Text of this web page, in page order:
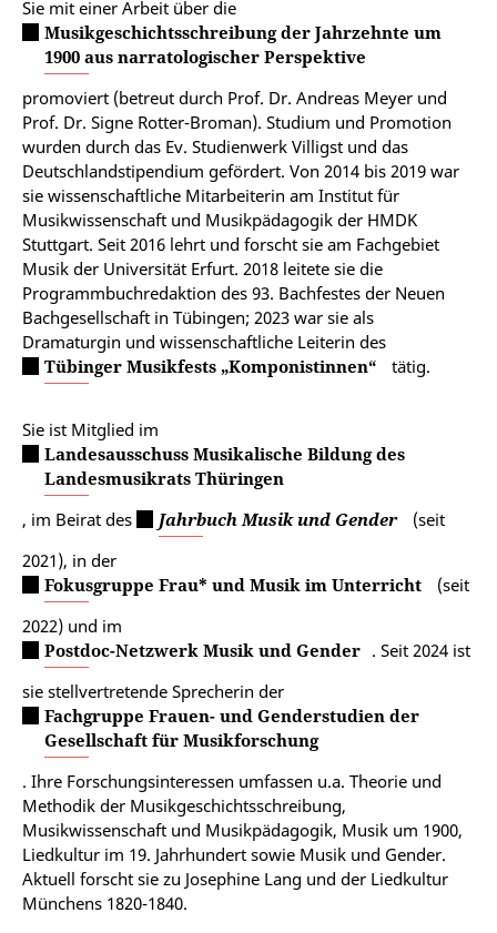
Sie mit einer Arbeit über die
Musikgeschichtsschreibung der Jahrzehnte um
1900 aus narratologischer Perspektive
promoviert (betreut durch Prof. Dr. Andreas Meyer und
Prof. Dr. Signe Rotter-Broman). Studium und Promotion
wurden durch das Ev. Studienwerk Villigst und das
Deutschlandstipendium gefördert. Von 2014 bis 2019 war
sie wissenschaftliche Mitarbeiterin am Institut für
Musikwissenschaft und Musikpädagogik der HMDK
Stuttgart. Seit 2016 lehrt und forscht sie am Fachgebiet
Musik der Universität Erfurt. 2018 leitete sie die
Programmbuchredaktion des 93. Bachfestes der Neuen
Bachgesellschaft in Tübingen; 2023 war sie als
Dramaturgin und wissenschaftliche Leiterin des
Tübinger Musikfests „Komponistinnen“
tätig.
Sie ist Mitglied im
Landesausschuss Musikalische Bildung des
Landesmusikrats Thüringen
, im Beirat des
Jahrbuch Musik und Gender
(seit
2021), in der
Fokusgruppe Frau* und Musik im Unterricht
(seit
2022) und im
Postdoc-Netzwerk Musik und Gender . Seit 2024 ist
sie stellvertretende Sprecherin der
Fachgruppe Frauen- und Genderstudien der
Gesellschaft für Musikforschung
. Ihre Forschungsinteressen umfassen u.a. Theorie und
Methodik der Musikgeschichtsschreibung,
Musikwissenschaft und Musikpädagogik, Musik um 1900,
Liedkultur im 19. Jahrhundert sowie Musik und Gender.
Aktuell forscht sie zu Josephine Lang und der Liedkultur
Münchens 1820-1840.